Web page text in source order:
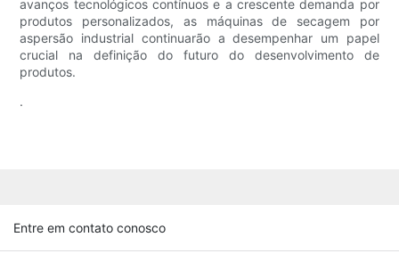
avanços tecnológicos contínuos e a crescente demanda por
produtos personalizados, as máquinas de secagem por
aspersão industrial continuarão a desempenhar um papel
crucial na definição do futuro do desenvolvimento de
produtos.
.
Entre em contato conosco